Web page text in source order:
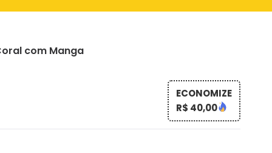
com Manga
ECONOMIZE
R$ 40,00